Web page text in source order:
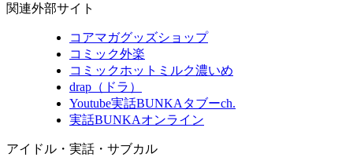
関連外部サイト
コアマガグッズショップ
コミック外楽
コミックホットミルク濃いめ
drap（ドラ）
Youtube実話BUNKAタブーch.
実話BUNKAオンライン
アイドル・実話・サブカル